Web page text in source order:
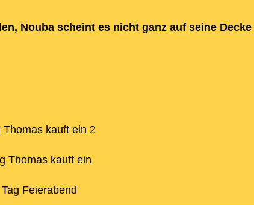
Nouba scheint es nicht ganz auf seine